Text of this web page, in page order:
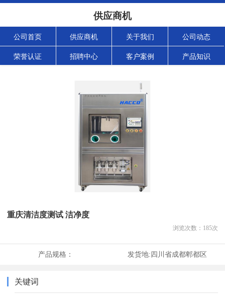
供应商机
公司首页 供应商机 关于我们 公司动态
荣誉认证 招聘中心 客户案例 产品知识
重庆清洁度测试 洁净度
浏览次数： 185次
产品规格： 发货地:四川省成都郫都区
关键词